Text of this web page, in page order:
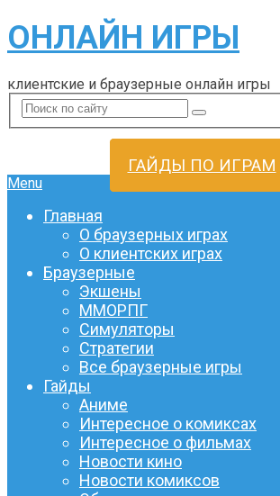
ОНЛАЙН ИГРЫ
клиентские и браузерные онлайн игры
ГАЙДЫ ПО ИГРАМ
Menu
Главная
О браузерных играх
О клиентских играх
Браузерные
Экшены
ММОРПГ
Симуляторы
Стратегии
Все браузерные игры
Гайды
Аниме
Интересное о комиксах
Интересное о фильмах
Новости кино
Новости комиксов